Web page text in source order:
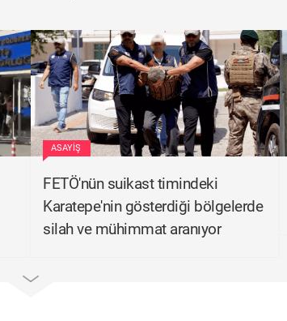
ASAYIŞ
FETÖ'nün suikast timindeki
Karatepe'nin gösterdiği bölgelerde
silah ve mühimmat aranıyor